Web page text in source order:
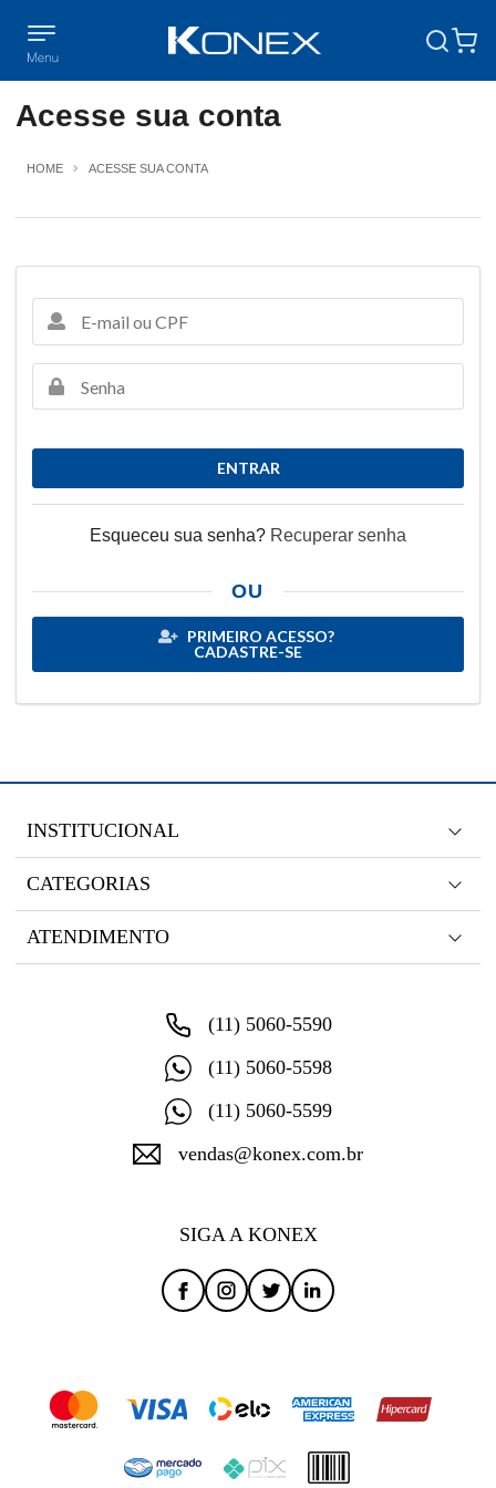
Acesse sua conta
HOME ACESSE SUA CONTA
ENTRAR
Esqueceu sua senha? Recuperar senha
OU
PRIMEIRO ACESSO?
CADASTRE-SE
INSTITUCIONAL
CATEGORIAS
ATENDIMENTO
(11) 5060-5590
(11) 5060-5598
(11) 5060-5599
vendas@konex.com.br
SIGA A KONEX